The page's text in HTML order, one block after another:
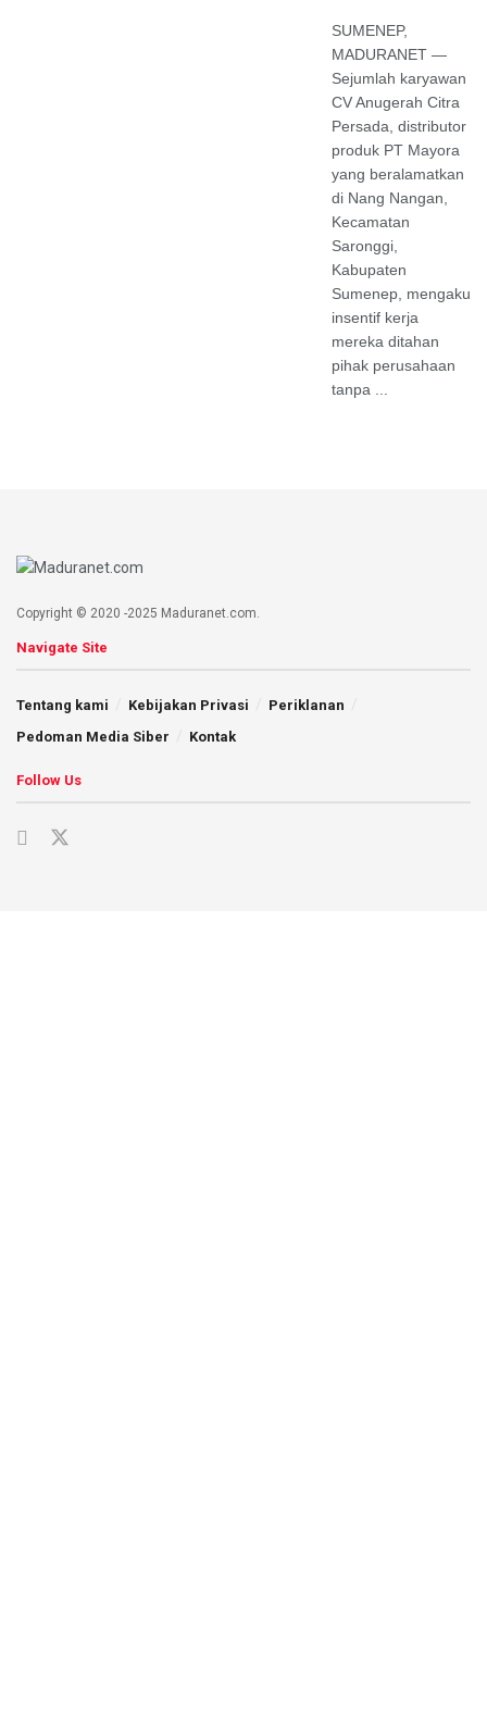
SUMENEP,
MADURANET —
Sejumlah karyawan
CV Anugerah Citra
Persada, distributor
produk PT Mayora
yang beralamatkan
di Nang Nangan,
Kecamatan
Saronggi,
Kabupaten
Sumenep, mengaku
insentif kerja
mereka ditahan
pihak perusahaan
tanpa ...
Copyright © 2020 -2025 Maduranet.com.
Navigate Site
Tentang kami Kebijakan Privasi
Periklanan
Pedoman Media Siber
Kontak
Follow Us